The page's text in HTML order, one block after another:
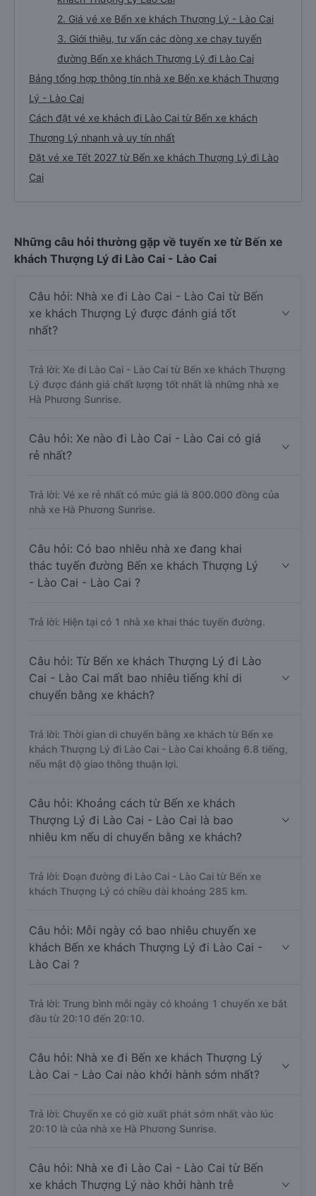
2. Giá vé xe Bến xe khách Thượng Lý - Lào Cai
3. Giới thiệu, tư vấn các dòng xe chạy tuyến
đường Bến xe khách Thượng Lý đi Lào Cai
Bảng tổng hợp thông tin nhà xe Bến xe khách Thượng
Lý - Lào Cai
Cách đặt vé xe khách đi Lào Cai từ Bến xe khách
Thượng Lý nhanh và uy tín nhất
Đặt vé xe Tết 2027 từ Bến xe khách Thượng Lý đi Lào
Cai
Những câu hỏi thường gặp về tuyến xe từ Bến xe
khách Thượng Lý đi Lào Cai - Lào Cai
Câu hỏi: Nhà xe đi Lào Cai - Lào Cai từ Bến
xe khách Thượng Lý được đánh giá tốt
nhất?
Trả lời: Xe đi Lào Cai - Lào Cai từ Bến xe khách Thượng
Lý được đánh giá chất lượng tốt nhất là những nhà xe
Hà Phương Sunrise.
Câu hỏi: Xe nào đi Lào Cai - Lào Cai có giá
rẻ nhất?
Trả lời: Vé xe rẻ nhất có mức giá là 800.000 đồng của
nhà xe Hà Phương Sunrise.
Câu hỏi: Có bao nhiêu nhà xe đang khai
thác tuyến đường Bến xe khách Thượng Lý
- Lào Cai - Lào Cai ?
Trả lời: Hiện tại có 1 nhà xe khai thác tuyến đường.
Câu hỏi: Từ Bến xe khách Thượng Lý đi Lào
Cai - Lào Cai mất bao nhiêu tiếng khi di
chuyển bằng xe khách?
Trả lời: Thời gian di chuyển bằng xe khách từ Bến xe
khách Thượng Lý đi Lào Cai - Lào Cai khoảng 6.8 tiếng,
nếu mật độ giao thông thuận lợi.
Câu hỏi: Khoảng cách từ Bến xe khách
Thượng Lý đi Lào Cai - Lào Cai là bao
nhiêu km nếu di chuyển bằng xe khách?
Trả lời: Đoạn đường đi Lào Cai - Lào Cai từ Bến xe
khách Thượng Lý có chiều dài khoảng 285 km.
Câu hỏi: Mỗi ngày có bao nhiêu chuyến xe
khách Bến xe khách Thượng Lý đi Lào Cai -
Lào Cai ?
Trả lời: Trung bình mỗi ngày có khoảng 1 chuyến xe bắt
đầu từ 20:10 đến 20:10.
Câu hỏi: Nhà xe đi Bến xe khách Thượng Lý
Lào Cai - Lào Cai nào khởi hành sớm nhất?
Trả lời: Chuyến xe có giờ xuất phát sớm nhất vào lúc
20:10 là của nhà xe Hà Phương Sunrise.
Câu hỏi: Nhà xe đi Lào Cai - Lào Cai từ Bến
xe khách Thượng Lý nào khởi hành trễ